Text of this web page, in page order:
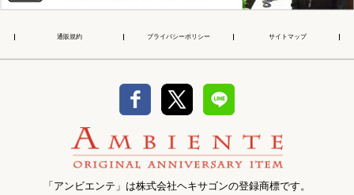
通販規約 プライバシーポリシー サイトマップ
「アンビエンテ」は株式会社ヘキサゴンの登録商標です。